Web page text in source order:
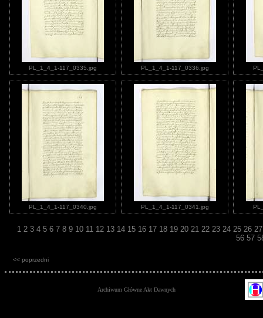
PL_1_4_1-117_0335.jpg PL_1_4_1-117_0336.jpg
PL_1_4_1-117_0340.jpg PL_1_4_1-117_0341.jpg
1 2 3 4 5 6 7 8 9 10 11 12 13 14 15 16 17 18 19 20 21 22 23 24 25 26
56 57
<< poprzedni
Archiwum Główne Akt Dawnych